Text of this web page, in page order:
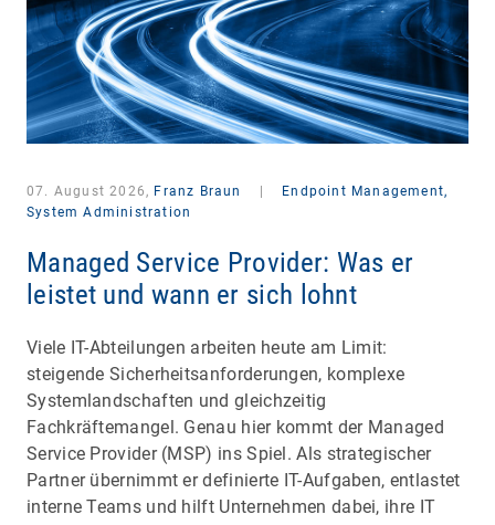
07. August 2026, Franz Braun
Endpoint Management,
System Administration
Managed Service Provider: Was er
leistet und wann er sich lohnt
Viele IT-Abteilungen arbeiten heute am Limit:
steigende Sicherheitsanforderungen, komplexe
Systemlandschaften und gleichzeitig
Fachkräftemangel. Genau hier kommt der Managed
Service Provider (MSP) ins Spiel. Als strategischer
Partner übernimmt er definierte IT-Aufgaben, entlastet
interne Teams und hilft Unternehmen dabei, ihre IT